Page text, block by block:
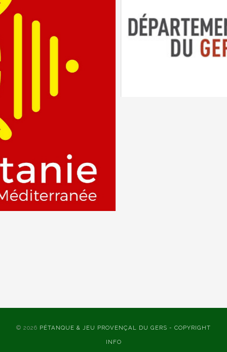
© 2026 PÉTANQUE & JEU PROVENÇAL DU GERS - COPYRIGHT
INFO